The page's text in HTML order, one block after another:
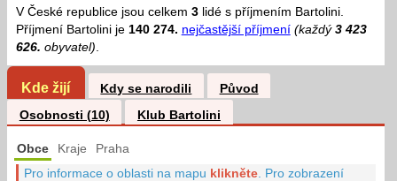
V České republice jsou celkem 3lidé s příjmením Bartolini.
Příjmení Bartolini je 140 274. nejčastější příjmení (každý 3 423
626. obyvatel).
Kde žijí Kdy se narodili
Původ
Osobnosti (10)
Klub Bartolini
Obce Kraje Praha
Pro informace o oblasti na mapu klikněte Pro zobrazení